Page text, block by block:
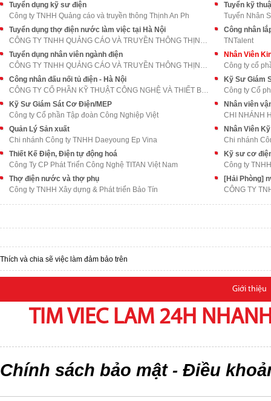
Tuyển dụng kỹ sư điện
Công ty TNHH Quảng cáo và truyền thông Thịnh An Ph
Tuyển kỹ
Tuyển Nhân
Tuyển dụng thợ điện nước làm việc tại Hà Nội
CÔNG TY TNHH QUẢNG CÁO VÀ TRUYỀN THÔNG THỊNH AN PH
Công nhân
TNTalent
Tuyển dụng nhân viên ngành điện
CÔNG TY TNHH QUẢNG CÁO VÀ TRUYỀN THÔNG THỊNH AN PH
Nhân Viên
Công ty cổ
Công nhân đấu nối tủ điện - Hà Nội
CÔNG TY CỔ PHẦN KỸ THUẬT CÔNG NGHỆ VÀ THIẾT BỊ ĐIỆ
Kỹ Sư Giám
Công ty Cổ
Kỹ Sư Giám Sát Cơ Điện/MEP
Công ty Cổ phần Tập đoàn Công Nghiệp Việt
Nhân viên
Quản Lý Sản xuất
Chi nhánh Công ty TNHH Daeyoung Ep Vina
Nhân Viên
Chi nhánh
Thiết Kế Điện, Điện tự động hoá
Công Ty CP Phát Triển Công Nghệ TITAN Việt Nam
Kỹ sư cơ
Công ty
Thợ điện nước và thợ phụ
Công ty TNHH Xây dựng & Phát triển Bảo Tín
[Hải Phòng]
CÔNG TY
Thích và chia sẽ việc làm đảm bảo trên
Giới thiệu
TIM VIEC LAM 24H
Chính sách bảo mật- Điều